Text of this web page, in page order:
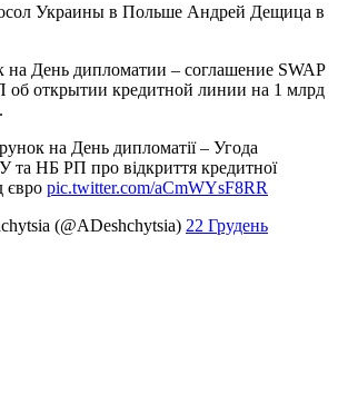
Украины в Польше Андрей Дещица в
День дипломатии – соглашение SWAP
открытии кредитной линии на 1 млрд
на День дипломатії – Угода
та НБ РП про відкриття кредитної
євро pic.twitter.com/aCmWYsF8RR
(@ADeshchytsia) 22 Грудень